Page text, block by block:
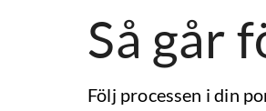
Så går
Följ processen i din